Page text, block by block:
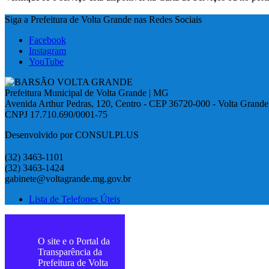
Siga a Prefeitura de Volta Grande nas Redes Sociais
Facebook
Instagram
YouTube
Prefeitura Municipal de Volta Grande | MG
Avenida Arthur Pedras, 120, Centro - CEP 36720-000 - Volta
CNPJ 17.710.690/0001-75
Desenvolvido por CONSULPLUS
(32) 3463-1101
(32) 3463-1424
gabinete@voltagrande.mg.gov.br
Lista de Telefones Úteis
O site e o Portal da
Transparência da
Prefeitura de Volta